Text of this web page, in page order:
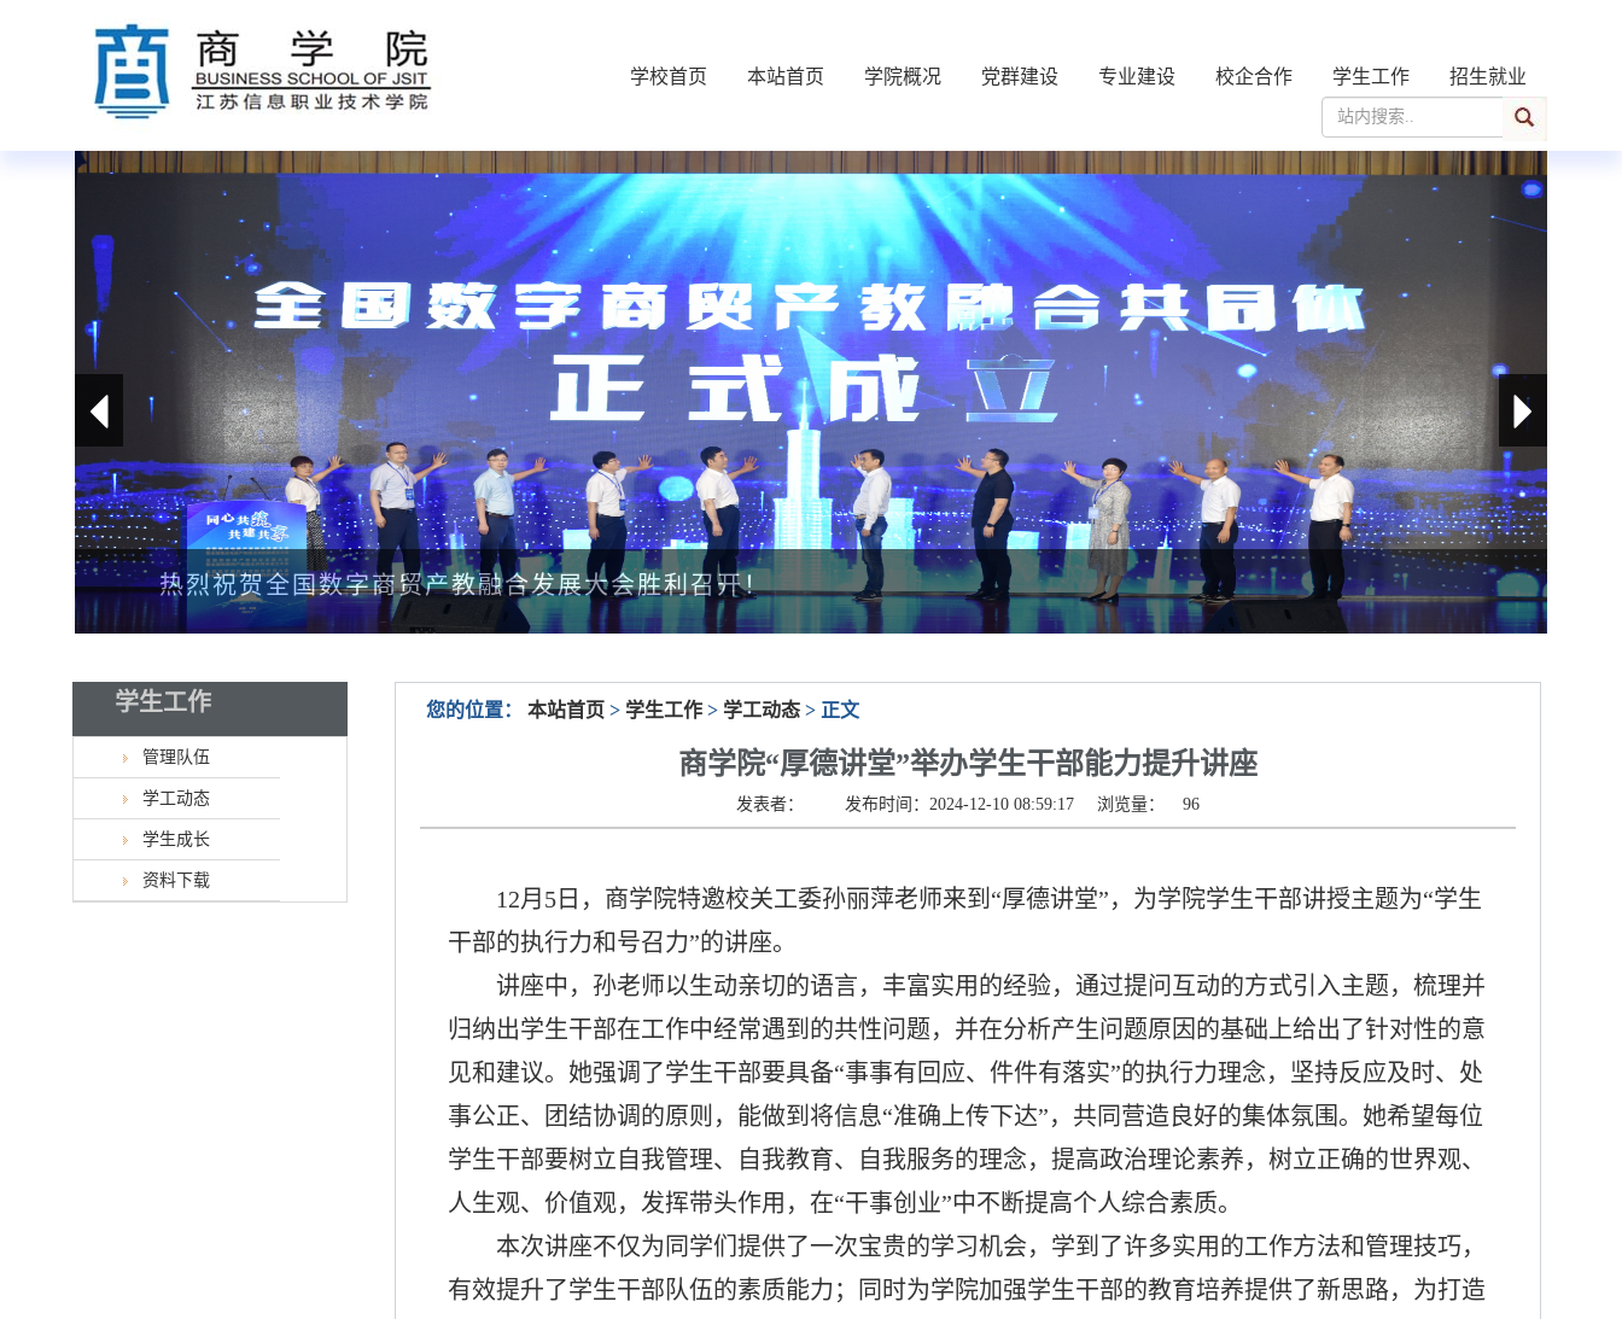
学校首页 本站首页 学院概况 党群建设 专业建设 校企合作 学生工作 招生就业
热烈祝贺全国数字商贸产教融合发展大会胜利召开！
学生工作
管理队伍
学工动态
学生成长
资料下载
您的位置： 本站首页 > 学生工作 > 学工动态 > 正文
商学院“厚德讲堂”举办学生干部能力提升讲座
发表者： 发布时间：2024-12-10 08:59:17 浏览量： 96
12月5日 ， 商学院特邀校关工委孙丽萍老师来到 “厚德讲堂”，为学院学生干部讲授主题为“学生
干部的执行力和号召力”的讲座。
讲座中，孙老师以生动亲切的语言， 丰富实用的经验， 通过提问互动的方式引入主题，梳理并
归纳出学生干部在工作中经常遇到的共性问题，并在分析产生问题原因的基础上给出了针对性的意
见和建议。她强调了学生干部要具备“事事有回应、件件有落实”的执行力理念，
坚持反应及时、处
事公正、 团结协调的原则，能做到将信息“准确上传下达”， 共同营造良好的集体氛围。 她希望每位
学生干部要树立 自我管理、自我教育、自我服务的理念，提高政治理论素养， 树立正确的世界观、
人生观、价值观， 发挥带头作用 ， 在“干事创业”中不断提高个人综合素质。
本次讲座不仅为同学们提供了一次宝贵的学习机会， 学到了许多实用的工作方法和管理技巧，
有效提升了学生干部队伍的素质能力 ； 同时为学院加强学生干部的教育培养提供了新思路， 为打造